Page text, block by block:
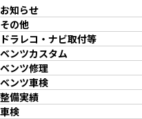
お知らせ
その他
ドラレコ・ナビ取付等
ベンツカスタム
ベンツ修理
ベンツ車検
整備実績
車検